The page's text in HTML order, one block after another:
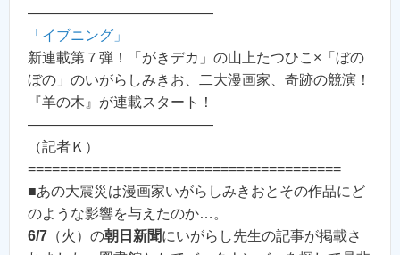
—————————————
「イブニング」
新連載第７弾！「がきデカ」の山上たつひこ×「ぼの
ぼの」のいがらしみきお、二大漫画家、奇跡の競演！
『羊の木』が連載スタート！
—————————————
（記者Ｋ）
=======================================
■あの大震災は漫画家いがらしみきおとその作品にど
のような影響を与えたのか…。
6/7 （火）の朝日新聞にいがらし先生の記事が掲載さ